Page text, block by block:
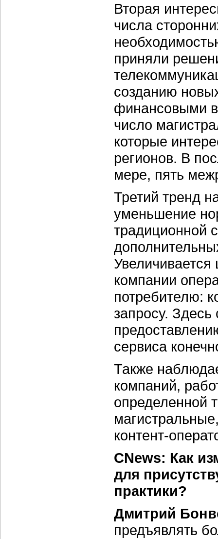
Вторая
числа
приняли
созданию
финансовыми
число
которые
регионов. В
мере, пять
Третий тренд
уменьшение
традиционной
Увеличивается
компании
потребителю:
запросу.
сервиса
Также
компаний,
определенной
контент-
CNews: Как
для
практики?
Дмитрий
предъявлять